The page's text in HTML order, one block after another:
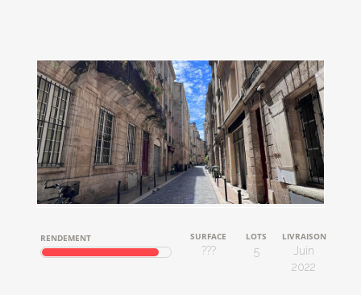
RENDEMENT SURFACE
???
LOTS
5
LIVRAISON
Juin
2022